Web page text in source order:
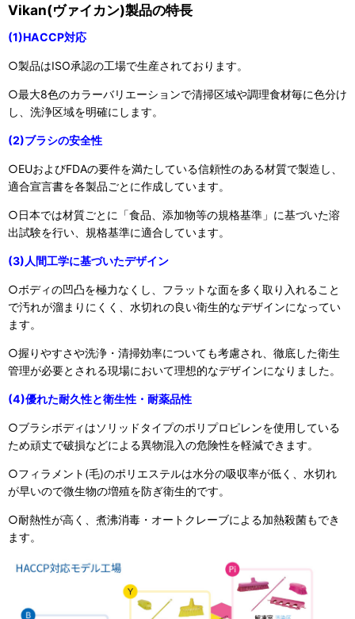
Vikan(ヴァイカン)製品の特長
(1)HACCP対応
○製品はISO承認の工場で生産されております。
○最大8色のカラーバリエーションで清掃区域や調理食材毎に色分け
し、洗浄区域を明確にします。
(2)ブラシの安全性
○EUおよびFDAの要件を満たしている信頼性のある材質で製造し、
適合宣言書を各製品ごとに作成しています。
○日本では材質ごとに「食品、添加物等の規格基準」に基づいた溶
出試験を行い、規格基準に適合しています。
(3)人間工学に基づいたデザイン
○ボディの凹凸を極力なくし、フラットな面を多く取り入れること
で汚れが溜まりにくく、水切れの良い衛生的なデザインになってい
ます。
○握りやすさや洗浄・清掃効率についても考慮され、徹底した衛生
管理が必要とされる現場において理想的なデザインになりました。
(4)優れた耐久性と衛生性・耐薬品性
○ブラシボディはソリッドタイプのポリプロピレンを使用している
ため頑丈で破損などによる異物混入の危険性を軽減できます。
○フィラメント(毛)のポリエステルは水分の吸収率が低く、水切れ
が早いので微生物の増殖を防ぎ衛生的です。
○耐熱性が高く、煮沸消毒・オートクレーブによる加熱殺菌もでき
ます。